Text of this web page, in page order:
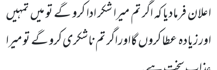
اعلانفرمادیا کہ اگر تم میرا شکر ادا کرو گے تو میں تمہیں
اور زیادہ عطا کروںگااور اگر تم ناشکری کرو گے تو میرا